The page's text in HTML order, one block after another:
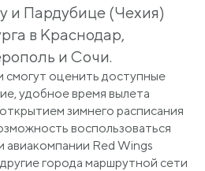
и Пардубице (Чехия)
в Краснодар,
и Сочи.
смогут оценить доступные
удобное время вылета
зимнего расписания
воспользоваться
авиакомпании Red Wings
города маршрутной сети